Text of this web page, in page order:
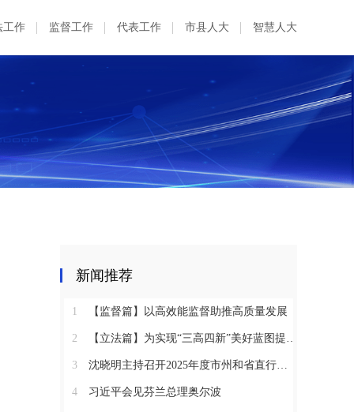
工作 监督工作 代表工作 市县人大 智慧人大
新闻推荐
1 【监督篇】以高效能监督助推高质量发展
2 【立法篇】为实现“三高四新”美好蓝图提供坚实法治保障
3 沈晓明主持召开2025年度市州和省直行业系统党（工）委书记抓基层党建工作述职评议会议
4 习近平会见芬兰总理奥尔波